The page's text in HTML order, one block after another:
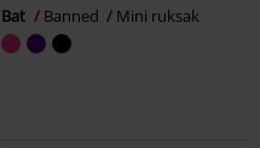
Bat Banned Mini ruksak